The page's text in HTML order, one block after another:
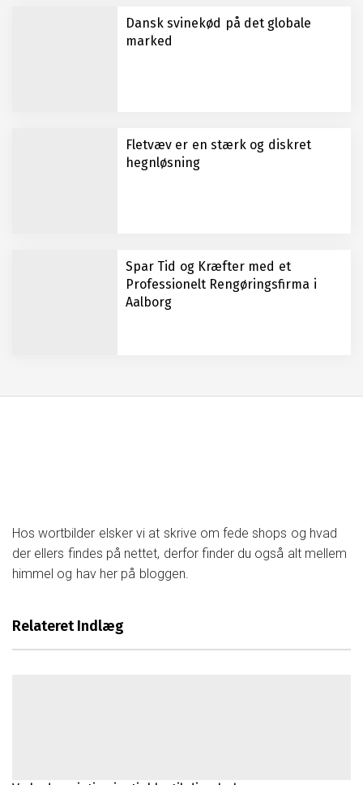
Dansk svinekød på det globale
marked
Fletvæv er en stærk og diskret
hegnløsning
Spar Tid og Kræfter med et
Professionelt Rengøringsfirma i
Aalborg
Find de perfekte selskabslokaler i
Jylland
Hos wortbilder elsker vi at skrive om fede shops og hvad
der ellers findes på nettet, derfor finder du også alt mellem
himmel og hav her på bloggen.
Relateret Indlæg